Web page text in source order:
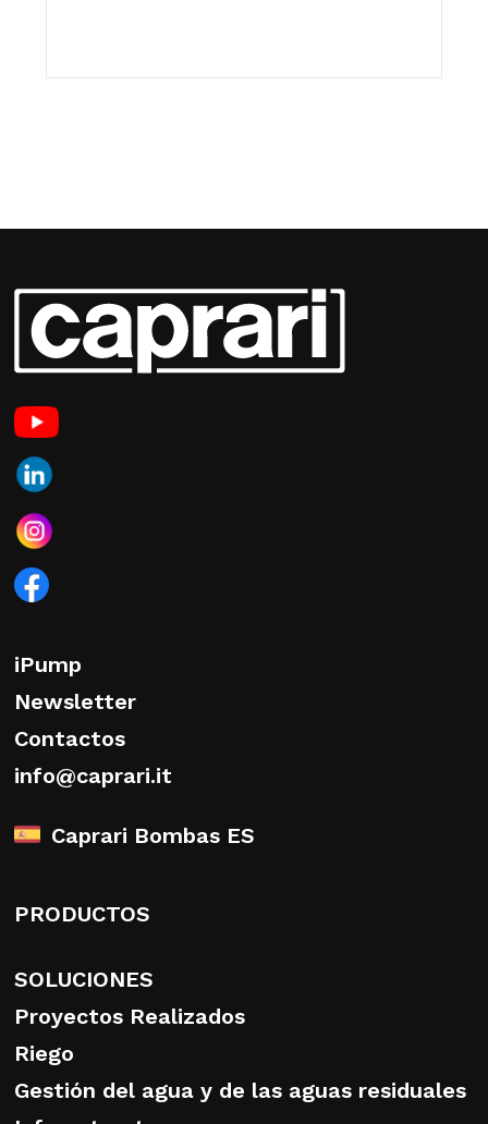
iPump
Newsletter
Contactos
info@caprari.it
Caprari Bombas ES
PRODUCTOS
SOLUCIONES
Proyectos Realizados
Riego
Gestión del agua y de las aguas residuales